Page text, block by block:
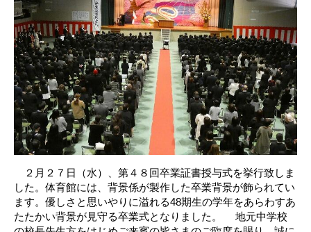
２月２７日（水）、第４８回卒業証書授与式を挙行致しま
した。体育館には、背景係が製作した卒業背景が飾られてい
ます。優しさと思いやりに溢れる48期生の学年をあらわすあ
たたかい背景が見守る卒業式となりました。 地元中学校